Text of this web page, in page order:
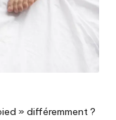
» différemment ?